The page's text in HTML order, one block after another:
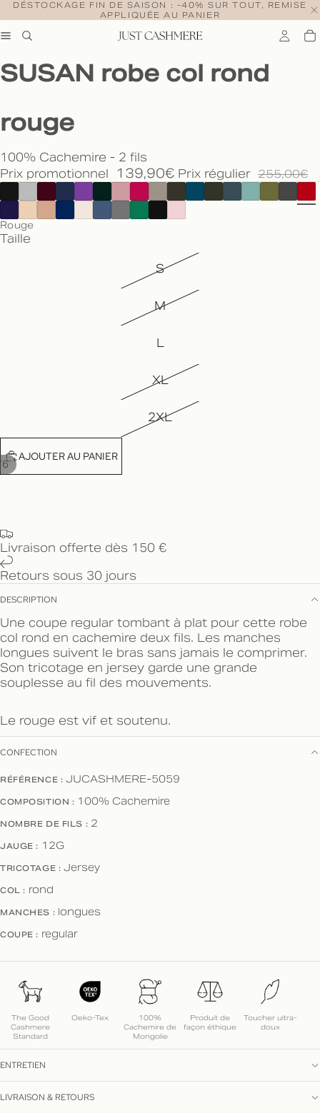
DÉSTOCKAGE FIN DE SAISON : -40% SUR TOUT, REMISE
APPLIQUÉE AU PANIER
6
SUSAN robe col rond
rouge
100% Cachemire - 2 fils
Prix promotionnel
139,90€ Prix régulier 255,00€
Rouge
Taille
S
M
L
XL
2XL
AJOUTER AU PANIER
Livraison offerte dès 150 €
Retours sous 30 jours
DESCRIPTION
Une coupe regular tombant à plat pour cette robe
col rond en cachemire deux fils. Les manches
longues suivent le bras sans jamais le comprimer.
Son tricotage en jersey garde une grande
souplesse au fil des mouvements.
Le rouge est vif et soutenu.
CONFECTION
RÉFÉRENCE : JUCASHMERE-5059
COMPOSITION : 100% Cachemire
NOMBRE DE FILS : 2
JAUGE : 12G
TRICOTAGE : Jersey
COL : rond
MANCHES : longues
COUPE : regular
The Good
Cashmere
Standard
Oeko-Tex
100%
Cachemire de
Mongolie
Produit de
façon éthique
Toucher ultra-
doux
ENTRETIEN
LIVRAISON & RETOURS